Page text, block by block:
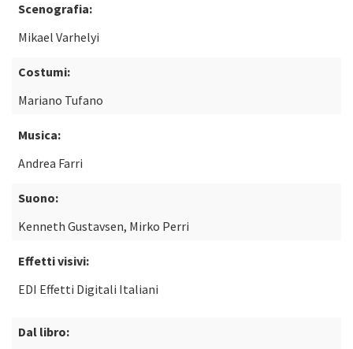
Scenografia:
Mikael Varhelyi
Costumi:
Mariano Tufano
Musica:
Andrea Farri
Suono:
Kenneth Gustavsen, Mirko Perri
Effetti visivi:
EDI Effetti Digitali Italiani
Dal libro: